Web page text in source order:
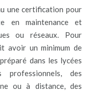
une certification pour
en maintenance et
ou réseaux. Pour
avoir un minimum de
dans les lycées
des
ou à distance, des